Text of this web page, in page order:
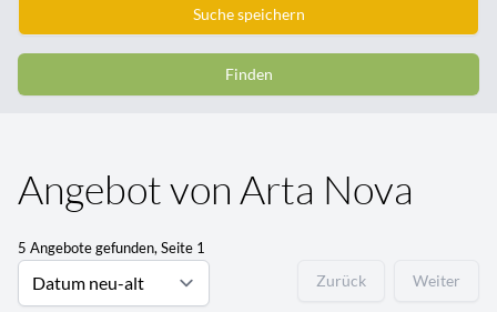
Suche speichern
Finden
Angebot von Arta Nova
5 Angebote gefunden, Seite 1
Zurück Weiter